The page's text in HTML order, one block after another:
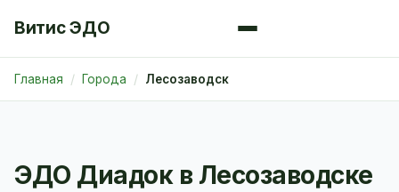
Витис ЭДО
Главная Города Лесозаводск
ЭДО Диадок в Лесозаводске